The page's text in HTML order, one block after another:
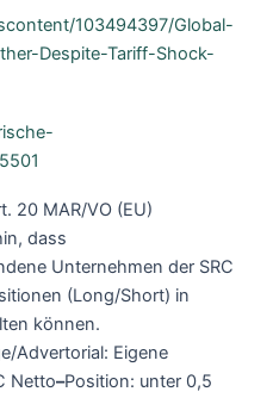
103494397/Global-
Despite-Tariff-Shock-
20 MAR/VO (EU)
dass
Unternehmen der SRC
(Long/Short) in
können.
Advertorial: Eigene
Netto–Position: unter 0,5